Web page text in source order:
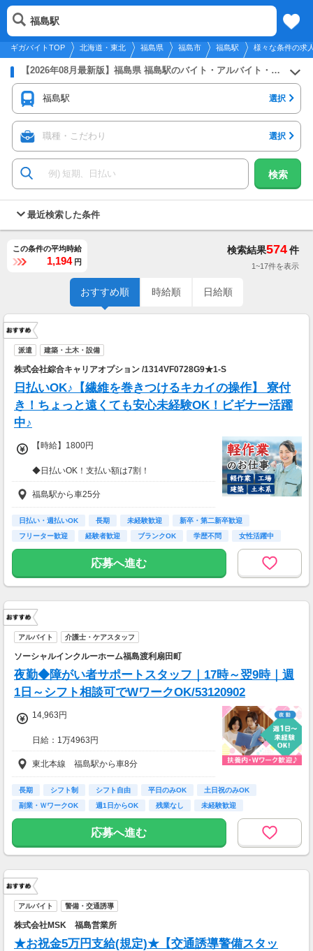
2026年8月7日更新
メニュー
ギガバイトTOP 北海道・東北 福島県 福島市 福島駅 様々な条件の求
福島駅
【2026年08月最新版】福島県 福島駅のバイト・アルバイト・パートの求人募集情報
福島駅 選択
職種・こだわり 選択
検索
最近検索した条件
この条件の平均時給
1,194 円
検索結果574件
1~17件を表示
おすすめ順 時給順 日給順
派遣 建築・土木・設備
株式会社綜合キャリアオプション /1314VF0728G9★1-S
日払いOK♪【繊維を巻きつけるキカイの操作】 寮付
き！ちょっと遠くても安心未経験OK！ビギナー活躍
中♪
【時給】1800円
◆日払いOK！支払い額は7割！
※規定・支払い条件有
福島駅から車25分
日払い・週払いOK 長期 未経験歓迎
新卒・第二新卒歓迎
フリーター歓迎
経験者歓迎 ブランクOK 学歴不問 女性活躍中
応募へ進む
アルバイト 介護士・ケアスタッフ
ソーシャルインクルーホーム福島渡利扇田町
夜勤◆障がい者サポートスタッフ｜17時～翌9時｜週
1日～シフト相談可でWワークOK/53120902
14,963円
日給：1万4963円
※深夜割増賃金含む
・交通費規定内支給（バイク通勤・車通勤OK）
・試用期間なし
・雇用期間の定めあり（原則6ヶ月、4月・10月
※個人評価、会社の経営状況により判断
※更新上限：年数及び回数に上限無し
・昇給あり（年2回 個人の評価による）
＜月8日出勤の場合＞
日給14963円×週2日=月収119704円
東北本線 福島駅から車8分
長期 シフト制 シフト自由 平日のみOK
土日祝のみOK
副業・ＷワークOK
週1日からOK 残業なし 未経験歓迎
応募へ進む
アルバイト 警備・交通誘導
株式会社MSK 福島営業所
★お祝金5万円支給(規定)★【交通誘導警備スタッ